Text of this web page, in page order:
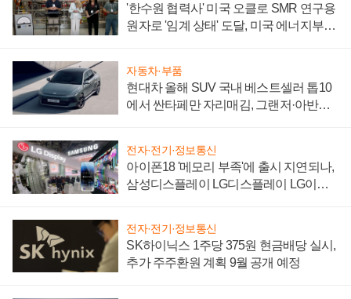
'한수원 협력사' 미국 오클로 SMR 연구용
원자로 '임계 상태' 도달, 미국 에너지부
자동차·부품
현대차 올해 SUV 국내 베스트셀러 톱10
에서 싼타페만 자리매김, 그랜저·아반떼
전자·전기·정보통신
아이폰18 '메모리 부족'에 출시 지연되나,
삼성디스플레이 LG디스플레이 LG이노
전자·전기·정보통신
SK하이닉스 1주당 375원 현금배당 실시,
추가 주주환원 계획 9월 공개 예정